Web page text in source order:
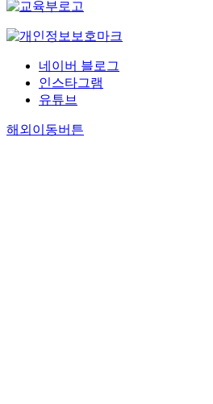
네이버 블로그
인스타그램
유튜브
해외이동버튼